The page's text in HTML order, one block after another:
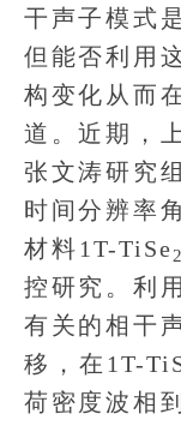
干声子模式
但能否利用
构变化从而
道。近期，
张文涛研究
时间分辨率
材料1T-TiSe2
控研究。利
有关的相干
移，在1T-
荷密度波相